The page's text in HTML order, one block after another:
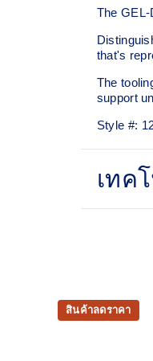
The
that's
The
support
Style #:
เทค
At least
materials
สินค้าลดราคา